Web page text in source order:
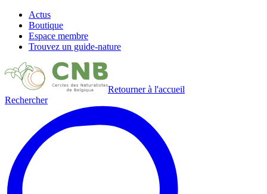
Actus
Boutique
Espace membre
Trouvez un guide-nature
Retourner à l'accueil
Rechercher